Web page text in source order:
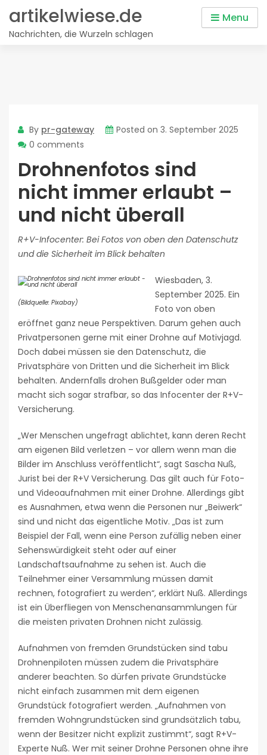
content
artikelwiese.de
Nachrichten, die Wurzeln schlagen
Menu
By pr-gateway Posted on 3. September 2025
0 comments
Drohnenfotos sind
nicht immer erlaubt –
und nicht überall
R+V-Infocenter: Bei Fotos von oben den Datenschutz
und die Sicherheit im Blick behalten
(Bildquelle: Pixabay)
Wiesbaden, 3.
September 2025. Ein
Foto von oben
eröffnet ganz neue Perspektiven. Darum gehen auch
Privatpersonen gerne mit einer Drohne auf Motivjagd.
Doch dabei müssen sie den Datenschutz, die
Privatsphäre von Dritten und die Sicherheit im Blick
behalten. Andernfalls drohen Bußgelder oder man
macht sich sogar strafbar, so das Infocenter der R+V-
Versicherung.
„Wer Menschen ungefragt ablichtet, kann deren Recht
am eigenen Bild verletzen – vor allem wenn man die
Bilder im Anschluss veröffentlicht“, sagt Sascha Nuß,
Jurist bei der R+V Versicherung. Das gilt auch für Foto-
und Videoaufnahmen mit einer Drohne. Allerdings gibt
es Ausnahmen, etwa wenn die Personen nur „Beiwerk“
sind und nicht das eigentliche Motiv. „Das ist zum
Beispiel der Fall, wenn eine Person zufällig neben einer
Sehenswürdigkeit steht oder auf einer
Landschaftsaufnahme zu sehen ist. Auch die
Teilnehmer einer Versammlung müssen damit
rechnen, fotografiert zu werden“, erklärt Nuß. Allerdings
ist ein Überfliegen von Menschenansammlungen für
die meisten privaten Drohnen nicht zulässig.
Aufnahmen von fremden Grundstücken sind tabu
Drohnenpiloten müssen zudem die Privatsphäre
anderer beachten. So dürfen private Grundstücke
nicht einfach zusammen mit dem eigenen
Grundstück fotografiert werden. „Aufnahmen von
fremden Wohngrundstücken sind grundsätzlich tabu,
wenn der Besitzer nicht explizit zustimmt“, sagt R+V-
Experte Nuß. Wer mit seiner Drohne Personen ohne ihre